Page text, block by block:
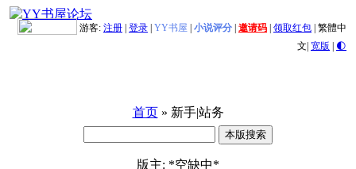
游客: 注册 登录 YY书屋 小说评分 邀请码 领取红包 繁體中
文| 宽版 | 🌓
首页» 新手|站务
版主: *空缺中*